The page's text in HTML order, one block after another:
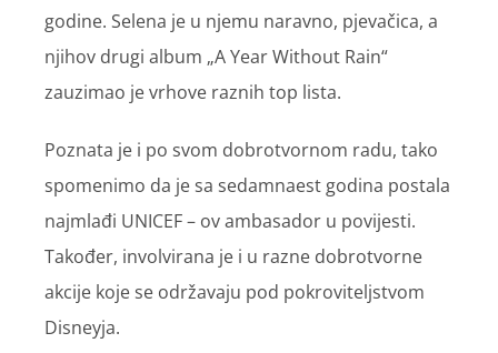
godine. Selena je u njemu naravno, pjevačica, a
njihov drugi album „A Year Without Rain“
zauzimao je vrhove raznih top lista.
Poznata je i po svom dobrotvornom radu, tako
spomenimo da je sa sedamnaest godina postala
najmlađi UNICEF – ov ambasador u povijesti.
Također, involvirana je i u razne dobrotvorne
akcije koje se održavaju pod pokroviteljstvom
Disneyja.